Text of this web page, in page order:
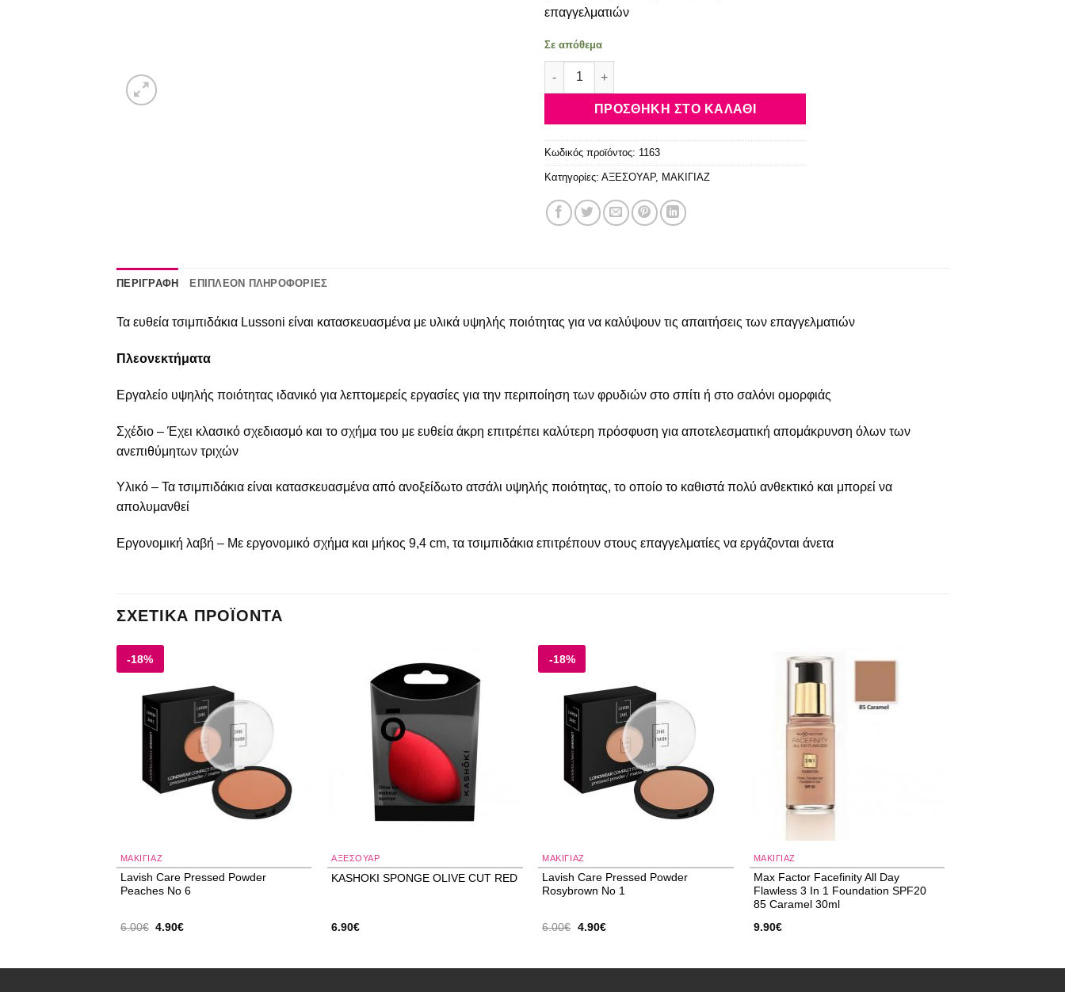
επαγγελματιών
Σε απόθεμα
LUSSONI ACC TWEEZERS STRAIGHT ποσότητα
ΠΡΟΣΘΉΚΗ ΣΤΟ ΚΑΛΆΘΙ
Κωδικός προϊόντος: 1163
Κατηγορίες: ΑΞΕΣΟΥΑΡ, ΜΑΚΙΓΙΑΖ
ΠΕΡΙΓΡΑΦΉ ΕΠΙΠΛΈΟΝ ΠΛΗΡΟΦΟΡΊΕΣ
Τα ευθεία τσιμπιδάκια Lussoni είναι κατασκευασμένα με υλικά υψηλής ποιότητας για να καλύψουν τις απαιτήσεις των επαγγελματιών
Πλεονεκτήματα
Εργαλείο υψηλής ποιότητας ιδανικό για λεπτομερείς εργασίες για την περιποίηση των φρυδιών στο σπίτι ή στο σαλόνι ομορφιάς
Σχέδιο – Έχει κλασικό σχεδιασμό και το σχήμα του με ευθεία άκρη επιτρέπει καλύτερη πρόσφυση για αποτελεσματική απομάκρυνση όλων των
ανεπιθύμητων τριχών
Υλικό – Τα τσιμπιδάκια είναι κατασκευασμένα από ανοξείδωτο ατσάλι υψηλής ποιότητας, το οποίο το καθιστά πολύ ανθεκτικό και μπορεί να
απολυμανθεί
Εργονομική λαβή – Με εργονομικό σχήμα και μήκος 9,4 cm, τα τσιμπιδάκια επιτρέπουν στους επαγγελματίες να εργάζονται άνετα
ΣΧΕΤΙΚΆ ΠΡΟΪΌΝΤΑ
-18%
ΜΑΚΙΓΙΑΖ
Lavish Care Pressed Powder
Peaches No 6
6.00€ Original
4.90€Η
4.90€.
wishlist
ΑΞΕΣΟΥΑΡ
KASHOKI SPONGE OLIVE CUT RED
6.90€
-18%
ΜΑΚΙΓΙΑΖ
Lavish Care Pressed Powder
Rosybrown No 1
6.00€ Original
4.90€Η
4.90€.
ΜΑΚΙΓΙΑΖ
Max Factor Facefinity All Day
Flawless 3 In 1 Foundation SPF20
85 Caramel 30ml
9.90€